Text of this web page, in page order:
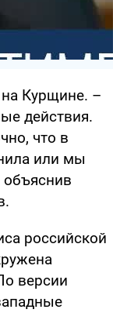
Курщине. –
действия.
что в
или мы
объяснив
российской
версии